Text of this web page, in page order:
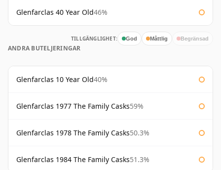
Glenfarclas 40 Year Old46%
TILLGÄNGLIGHET: God Måttlig Begränsad
ANDRA BUTELJERINGAR
Glenfarclas 10 Year Old40%
Glenfarclas 1977 The Family Casks59%
Glenfarclas 1978 The Family Casks50.3%
Glenfarclas 1984 The Family Casks51.3%